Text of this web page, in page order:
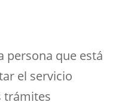
persona que está
el servicio
trámites